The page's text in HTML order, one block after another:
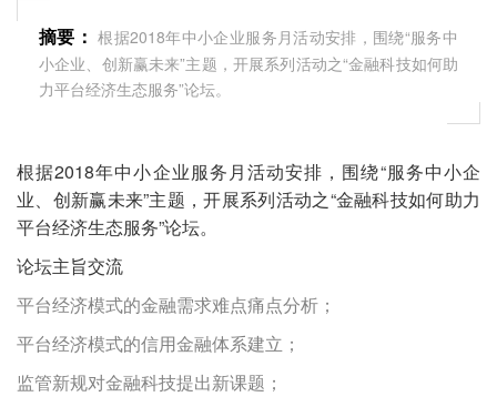
摘要：根据2018年中小企业服务月活动安排，围绕“服务中
小企业、创新赢未来”主题，开展系列活动之“金融科技如何助
力平台经济生态服务”论坛。
根据2018年中小企业服务月活动安排，围绕“服务中小企
业、创新赢未来”主题，开展系列活动之“金融科技如何助力
平台经济生态服务”论坛。
论坛主旨交流
平台经济模式的金融需求难点痛点分析；
平台经济模式的信用金融体系建立；
监管新规对金融科技提出新课题；